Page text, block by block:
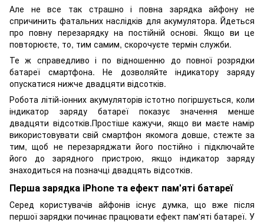
Але не все так страшно і повна зарядка айфону не
спричинить фатальних наслідків для акумулятора. Йдеться
про повну перезарядку на постійній основі. Якщо ви це
повторюєте, то, тим самим, скорочуєте термін служби.
Те ж справедливо і по відношенню до повної розрядки
батареї смартфона. Не дозволяйте індикатору заряду
опускатися нижче двадцяти відсотків.
Робота літій-іонних акумуляторів істотно погіршується, коли
індикатор заряду батареї показує значення менше
двадцяти відсотків.Простіше кажучи, якщо ви маєте намір
використовувати свій смартфон якомога довше, стежте за
тим, щоб не перезаряджати його постійно і підключайте
його до зарядного пристрою, якщо індикатор заряду
знаходиться на позначці двадцять відсотків.
Перша зарядка iPhone та ефект пам'яті батареї
Серед користувачів айфонів існує думка, що вже після
першої зарядки починає працювати ефект пам'яті батареї. У